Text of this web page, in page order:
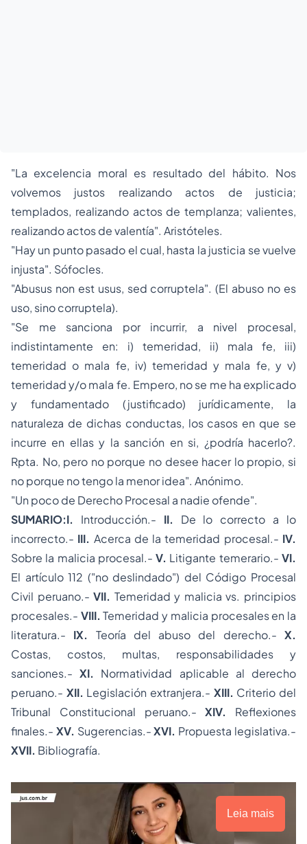
"La excelencia moral es resultado del hábito. Nos
volvemos justos realizando actos de justicia;
templados, realizando actos de templanza; valientes,
realizando actos de valentía". Aristóteles.
"Hay un punto pasado el cual, hasta la justicia se vuelve
injusta". Sófocles.
"Abusus non est usus, sed corruptela". (El abuso no es
uso, sino corruptela).
"Se me sanciona por incurrir, a nivel procesal,
indistintamente en: i) temeridad, ii) mala fe, iii)
temeridad o mala fe, iv) temeridad y mala fe, y v)
temeridad y/o mala fe. Empero, no se me ha explicado
y fundamentado (justificado) jurídicamente, la
naturaleza de dichas conductas, los casos en que se
incurre en ellas y la sanción en si, ¿podría hacerlo?.
Rpta. No, pero no porque no desee hacer lo propio, si
no porque no tengo la menor idea". Anónimo.
"Un poco de Derecho Procesal a nadie ofende".
SUMARIO:I. Introducción.- II. De lo correcto a lo
incorrecto.- III. Acerca de la temeridad procesal.- IV.
Sobre la malicia procesal.-V. Litigante temerario.-VI.
El artículo 112 ("no deslindado") del Código Procesal
Civil peruano.-VII. Temeridad y malicia vs. principios
procesales.- VIII. Temeridad y malicia procesales en la
literatura.- IX. Teoría del abuso del derecho.-X.
Costas, costos, multas, responsabilidades y
sanciones.-XI.
Normatividad aplicable al derecho
peruano.- XII. Legislación extranjera.- XIII. Criterio del
Tribunal Constitucional peruano.-XIV.
Reflexiones
finales.- XV. Sugerencias.-XVI. Propuesta legislativa.-
XVII. Bibliografía.
Leia mais